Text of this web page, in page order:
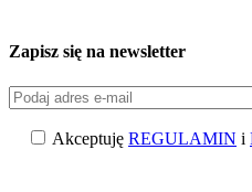
Zapisz się na newsletter
Akceptuję REGULAMIN i